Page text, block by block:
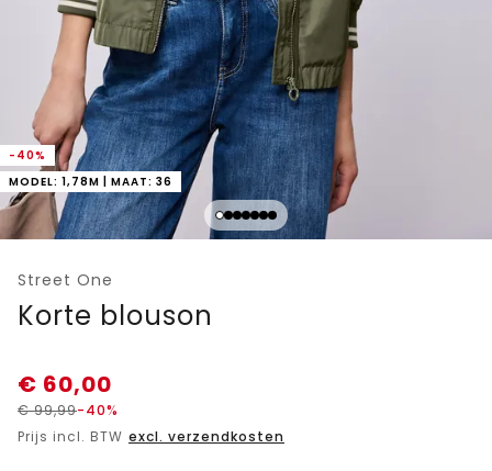
-40%
MODEL: 1,78M | MAAT: 36
Street One
Korte blouson
€ 60,00
€99,99-40%
Prijs incl. BTW excl. verzendkosten